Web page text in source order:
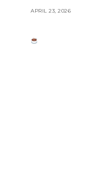
APRIL 23, 2026